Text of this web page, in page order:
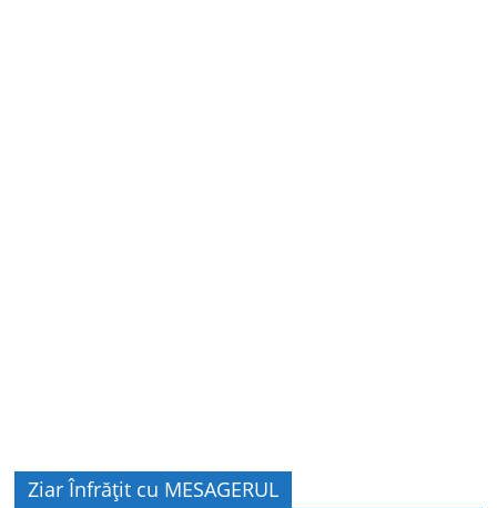
Ziar Înfrățit cu MESAGERUL